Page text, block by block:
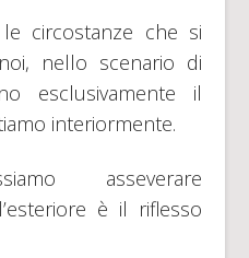
circostanze che si
nello scenario di
esclusivamente il
interiormente.
asseverare
è il riflesso